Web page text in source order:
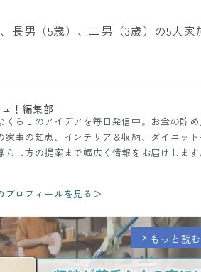
長男（5歳）、二男（3歳）の5人
！編集部
くらしのアイデアを毎日発信中。お金の貯
家事の知恵、インテリア＆収納、ダイエッ
らし方の提案まで幅広く情報をお届けします
プロフィールを見る＞
arrow_forward_ios もっと読む